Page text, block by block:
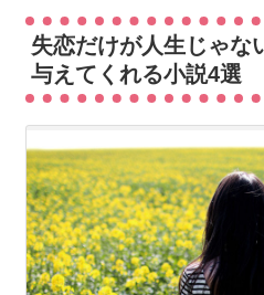
失恋だけが人生じゃな
与えてくれる小説4選